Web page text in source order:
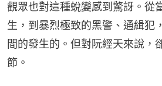
觀眾也對這種蛻變感到驚訝。從
生，到暴烈極致的黑警、通緝犯
間的發生的。但對阮經天來說，
節。